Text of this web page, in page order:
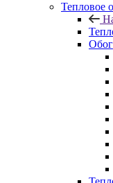
Тепловое